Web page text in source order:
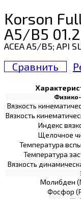
Korson
A5/B5
ACEA A5/B5; API
Сравнить
Вязкость
Вязкость
Индекс
Щелочное
Температура
Температура
Вязкость
Молибден
Фосфор